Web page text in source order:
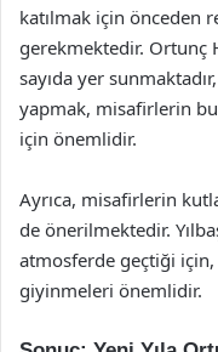
katılmak için önceden
gerekmektedir. Ortunç
sayıda yer
yapmak, misafirlerin
için önemlidir.
Ayrıca, misafirlerin
de önerilmektedir.
atmosferde geçtiği
giyinmeleri önemlidir.